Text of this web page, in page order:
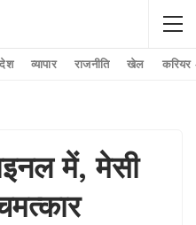
व्यापार राजनीति खेल करियर
में, मेसी